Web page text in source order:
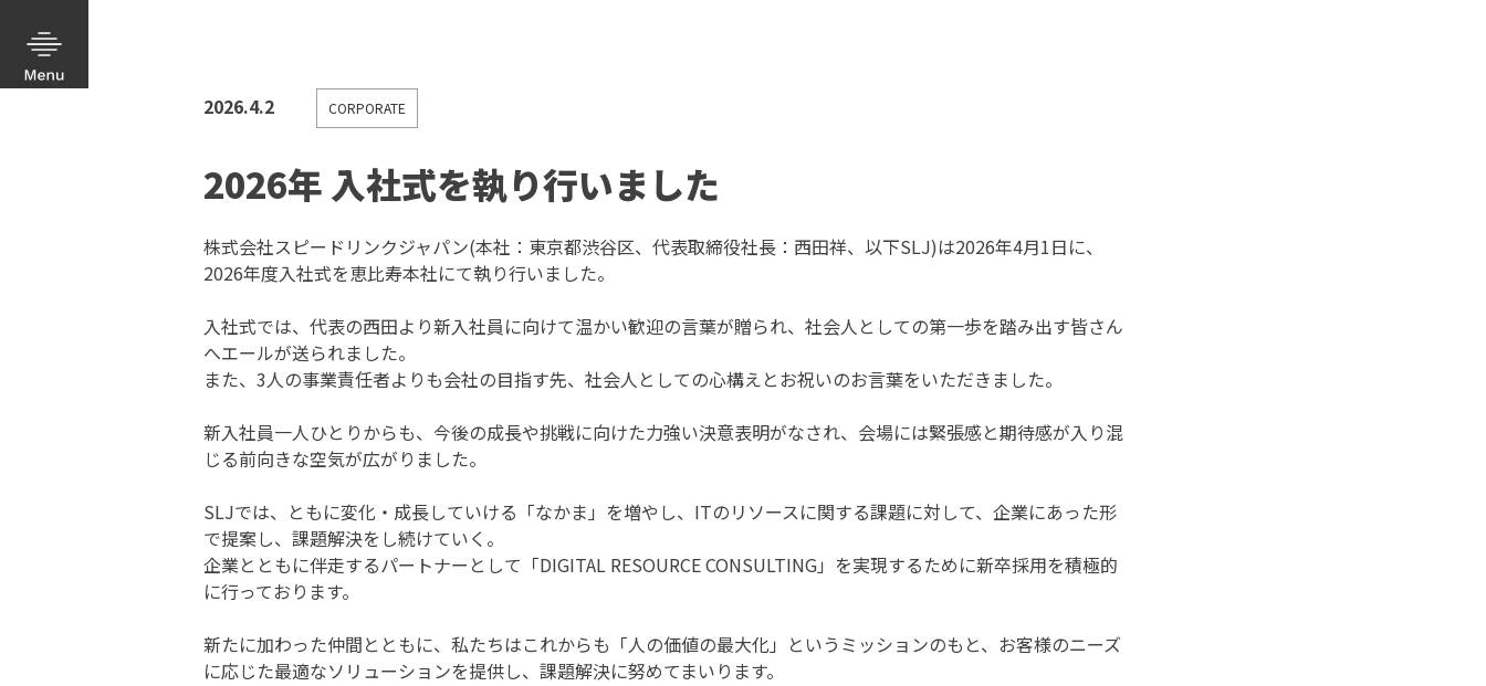
2026.4.2 CORPORATE
2026年 入社式を執り行いました
株式会社スピードリンクジャパン(本社：東京都渋谷区、代表取締役社長：西田祥、以下SLJ)は2026年4月1日に、
2026年度入社式を恵比寿本社にて執り行いました。
入社式では、代表の西田より新入社員に向けて温かい歓迎の言葉が贈られ、社会人としての第一歩を踏み出す皆さん
へエールが送られました。
また、3人の事業責任者よりも会社の目指す先、社会人としての心構えとお祝いのお言葉をいただきました。
新入社員一人ひとりからも、今後の成長や挑戦に向けた力強い決意表明がなされ、会場には緊張感と期待感が入り混
じる前向きな空気が広がりました。
SLJでは、ともに変化・成長していける「なかま」を増やし、ITのリソースに関する課題に対して、企業にあった形
で提案し、課題解決をし続けていく。
企業とともに伴走するパートナーとして「DIGITAL RESOURCE CONSULTING」を実現するために新卒採用を積極的
に行っております。
新たに加わった仲間とともに、私たちはこれからも「人の価値の最大化」というミッションのもと、お客様のニーズ
に応じた最適なソリューションを提供し、課題解決に努めてまいります。